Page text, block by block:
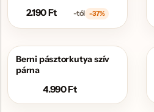
2.190Ft -tól -37%
Berni pásztorkutya szív
párna
4.990Ft